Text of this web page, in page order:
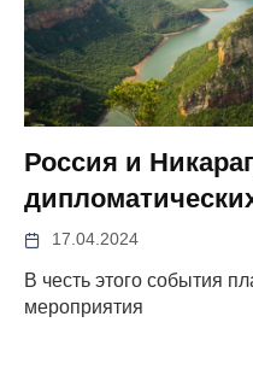
Россия и
17.04.2024
В честь этого события
мероприятия